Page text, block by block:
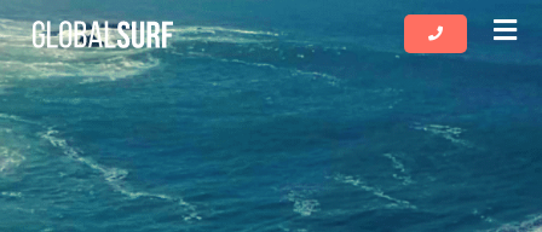
שִׂים
לֵב:
בְּאֲתָר
מֻפְעֶלֶת
מַעֲרֶכֶת
בִּקְלִיק